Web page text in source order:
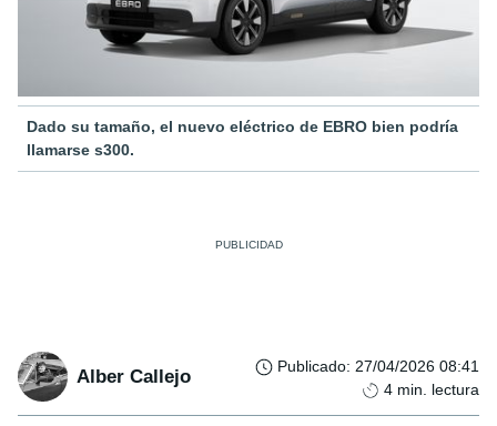
Dado su tamaño, el nuevo eléctrico de EBRO bien podría
llamarse s300.
Alber Callejo Publicado: 27/04/2026 08:41
4 min. lectura